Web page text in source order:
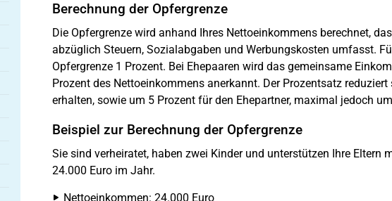
Berechnung der Opfergrenze
Die Opfergrenze wird anhand Ihres Nettoeinkommens berechnet,
abzüglich Steuern, Sozialabgaben und Werbungskosten umfasst.
Opfergrenze 1 Prozent. Bei Ehepaaren wird das gemeinsame
Prozent des Nettoeinkommens anerkannt. Der Prozentsatz
erhalten, sowie um 5 Prozent für den Ehepartner, maximal jedoch
Beispiel zur Berechnung der Opfergrenze
Sie sind verheiratet, haben zwei Kinder und unterstützen Ihre Eltern
24.000 Euro im Jahr.
Nettoeinkommen: 24.000 Euro